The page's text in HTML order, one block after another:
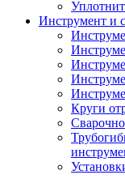
Инструмент и
Круги